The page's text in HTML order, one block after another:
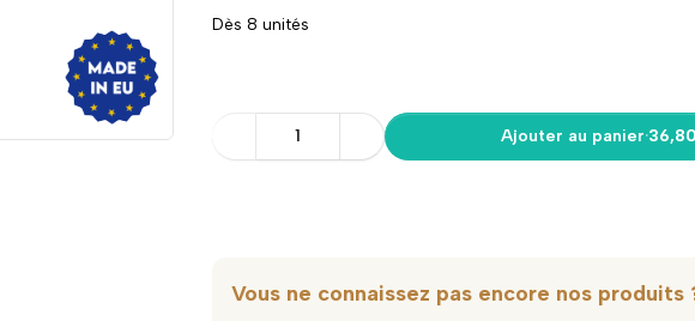
Dès 8 unités
1 Ajouter au panier·
Vous ne connaissez pas encore nos produits